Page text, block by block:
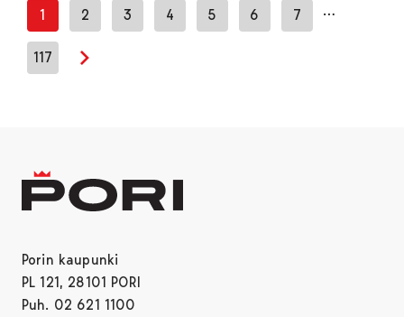
1 2 3 4 5 6 7 …
117
Porin kaupunki
PL 121, 28101 PORI
Puh. 02 621 1100